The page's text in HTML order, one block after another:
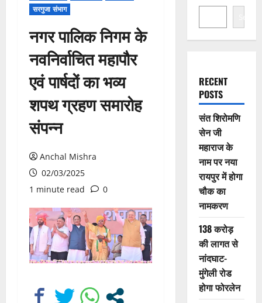
सरगुजा संभाग
नगर पालिक निगम के
नवनिर्वाचित महापौर
एवं पार्षदों का भव्य
शपथ ग्रहण समारोह
संपन्न
Anchal Mishra
02/03/2025
1 minute read
0
Search
RECENT
POSTS
संत शिरोमणि
सेन जी
महाराज के
नाम पर नया
रायपुर में होगा
चौक का
नामकरण
138 करोड़
की लागत से
नांदघाट-
मुंगेली रोड
होगा फोरलेन